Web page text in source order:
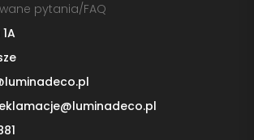
pytania/FAQ